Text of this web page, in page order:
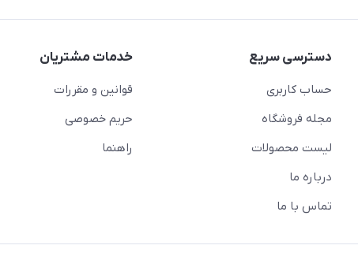
دسترسی سریع
حساب کاربری
مجله فروشگاه
لیست محصولات
درباره ما
تماس با ما
خدمات مشتریان
قوانین و مقررات
حریم خصوصی
راهنما